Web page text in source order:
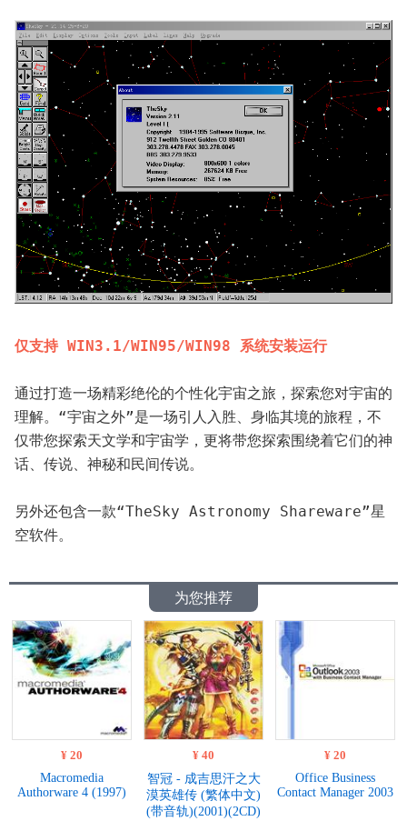
仅支持 WIN3.1/WIN95/WIN98 系统安装运行
通过打造一场精彩绝伦的个性化宇宙之旅，探索您对宇宙的
理解。“宇宙之外”是一场引人入胜、身临其境的旅程，不
仅带您探索天文学和宇宙学，更将带您探索围绕着它们的神
话、传说、神秘和民间传说。
另外还包含一款“TheSky Astronomy Shareware”星
空软件。
为您推荐
¥ 20
Macromedia
Authorware 4 (1997)
¥ 40
智冠 - 成吉思汗之大
漠英雄传 (繁体中文)
(带音轨)(2001)(2CD)
¥ 20
Office Business
Contact Manager 2003